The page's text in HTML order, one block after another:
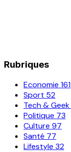
Rubriques
Economie 161
Sport 52
Tech & Geek
Politique 73
Culture 97
Santé 77
Lifestyle 32